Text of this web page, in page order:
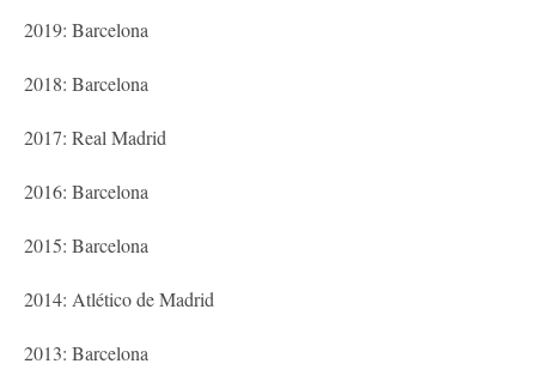
2019: Barcelona
2018: Barcelona
2017: Real Madrid
2016: Barcelona
2015: Barcelona
2014: Atlético de Madrid
2013: Barcelona